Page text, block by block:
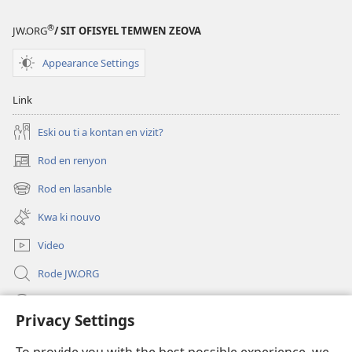
Privacy Settings
JW.ORG®/ SIT OFISYEL TEMWEN ZEOVA
Appearance Settings
Link
Eski ou ti a kontan en vizit?
Rod en renyon
(opens
new
window)
Rod en lasanble
(opens
new
window)
Kwa ki nouvo
Video
Rode JW.ORG
(opens